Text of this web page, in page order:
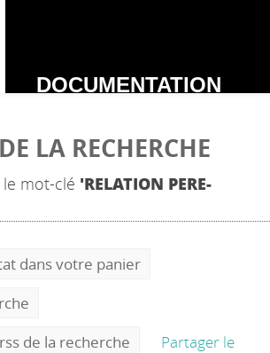
DOCUMENTATION
DEPENDANCES
LA RECHERCHE
mot-clé 'RELATION PERE-
dans votre panier
de la recherche
Partager le